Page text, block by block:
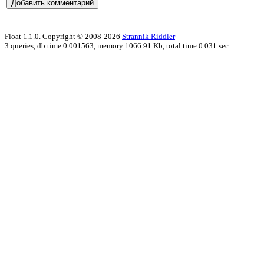
Float 1.1.0. Copyright © 2008-2026 Strannik Riddler
3 queries, db time 0.001563, memory 1066.91 Kb, total time 0.031 sec